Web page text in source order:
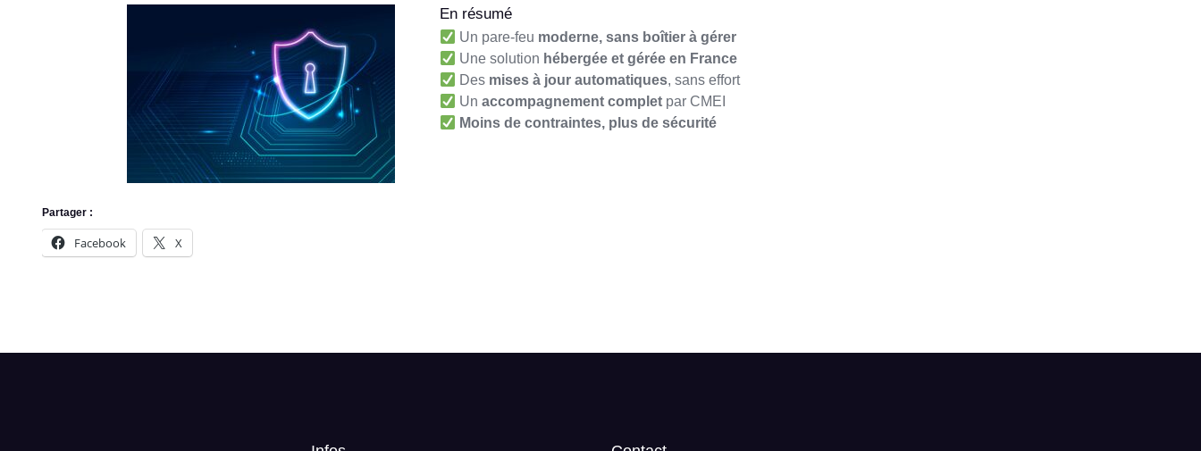
En résumé
Un pare-feu moderne, sans boîtier à gérer
Une solution hébergée et gérée en France
Des mises à jour automatiques, sans effort
Unaccompagnement complet par CMEI
Moins de contraintes, plus de sécurité
Partager :
Facebook X